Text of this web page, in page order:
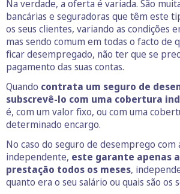
Na verdade, a oferta é variada. São
bancárias e seguradoras que têm este
os seus clientes, variando as condições
mas sendo comum em todas o facto de
ficar desempregado, não ter que se
pagamento das suas contas.
Quando contrata um seguro de
subscrevê-lo com uma cobertura
é, com um valor fixo, ou com uma
determinado encargo.
No caso do seguro de desemprego com
independente, este garante apenas
prestação todos os meses,
quanto era o seu salário ou quais são os